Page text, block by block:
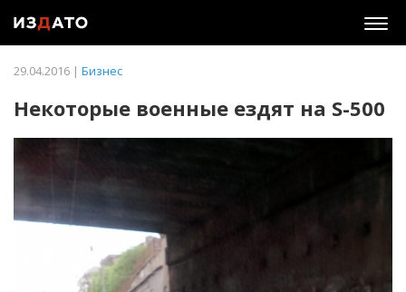
29.04.2016 | Бизнес
Некоторые военные ездят на S-500